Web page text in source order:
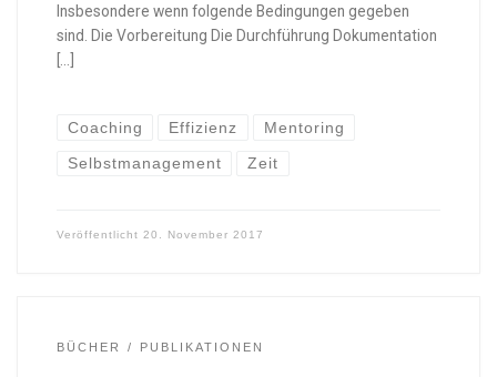
Insbesondere wenn folgende Bedingungen gegeben
sind. Die Vorbereitung Die Durchführung Dokumentation
Coaching Effizienz Mentoring
Selbstmanagement Zeit
Veröffentlicht 20. November 2017
BÜCHER PUBLIKATIONEN